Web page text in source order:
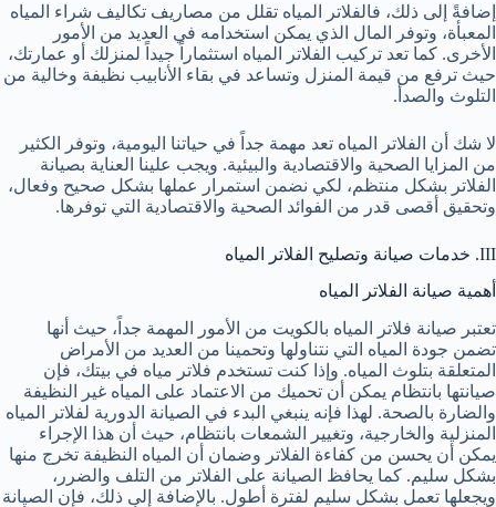
إضافةً إلى ذلك، فالفلاتر المياه تقلل من مصاريف تكاليف شراء المياه
المعبأة، وتوفر المال الذي يمكن استخدامه في العديد من الأمور
الأخرى. كما تعد تركيب الفلاتر المياه استثماراً جيداً لمنزلك أو عمارتك،
حيث ترفع من قيمة المنزل وتساعد في بقاء الأنابيب نظيفة وخالية من
التلوث والصدأ.
لا شك أن الفلاتر المياه تعد مهمة جداً في حياتنا اليومية، وتوفر الكثير
من المزايا الصحية والاقتصادية والبيئية. ويجب علينا العناية بصيانة
الفلاتر بشكل منتظم، لكي نضمن استمرار عملها بشكل صحيح وفعال،
وتحقيق أقصى قدر من الفوائد الصحية والاقتصادية التي توفرها.
III. خدمات صيانة وتصليح الفلاتر المياه
أهمية صيانة الفلاتر المياه
تعتبر صيانة فلاتر المياه بالكويت من الأمور المهمة جداً، حيث أنها
تضمن جودة المياه التي نتناولها وتحمينا من العديد من الأمراض
المتعلقة بتلوث المياه. وإذا كنت تستخدم فلاتر مياه في بيتك، فإن
صيانتها بانتظام يمكن أن تحميك من الاعتماد على المياه غير النظيفة
والضارة بالصحة. لهذا فإنه ينبغي البدء في الصيانة الدورية لفلاتر المياه
المنزلية والخارجية، وتغيير الشمعات بانتظام، حيث أن هذا الإجراء
يمكن أن يحسن من كفاءة الفلاتر وضمان أن المياه النظيفة تخرج منها
بشكل سليم. كما يحافظ الصيانة على الفلاتر من التلف والضرر،
ويجعلها تعمل بشكل سليم لفترة أطول. بالإضافة إلى ذلك، فإن الصيانة